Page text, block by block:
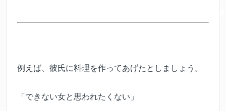
例えば、彼氏に料理を作ってあげたとしましょう。
「できない女と思われたくない」